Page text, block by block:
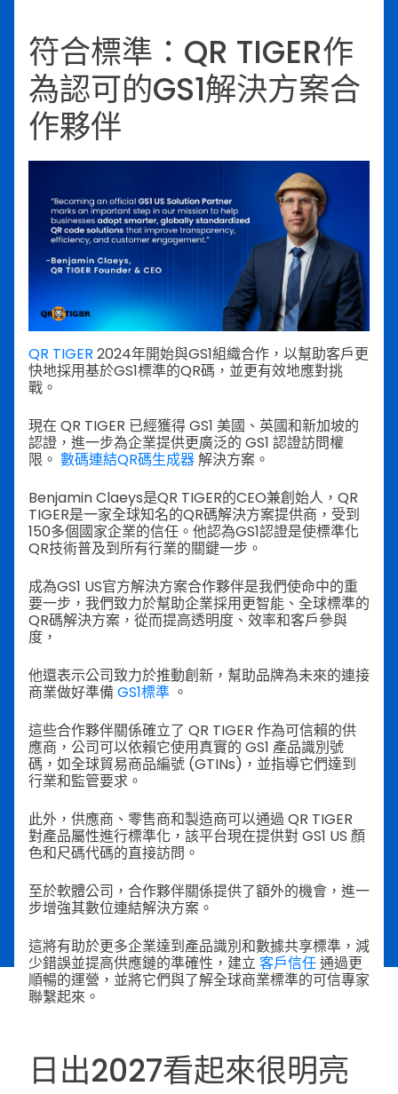
符合標準：QR TIGER作
為認可的GS1解決方案合
作夥伴
QR TIGER 2024年開始與GS1組織合作，以幫助客戶更
快地採用基於GS1標準的QR碼，並更有效地應對挑
戰。
現在 QR TIGER 已經獲得 GS1 美國、英國和新加坡的
認證，進一步為企業提供更廣泛的 GS1 認證訪問權
限。 數碼連結QR碼生成器解決方案。
Benjamin Claeys是QR TIGER的CEO兼創始人，QR
TIGER是一家全球知名的QR碼解決方案提供商，受到
150多個國家企業的信任。他認為GS1認證是使標準化
QR技術普及到所有行業的關鍵一步。
成為GS1 US官方解決方案合作夥伴是我們使命中的重
要一步，我們致力於幫助企業採用更智能、全球標準的
QR碼解決方案，從而提高透明度、效率和客戶參與
度，
他還表示公司致力於推動創新，幫助品牌為未來的連接
商業做好準備 GS1標準 。
這些合作夥伴關係確立了 QR TIGER 作為可信賴的供
應商，公司可以依賴它使用真實的 GS1 產品識別號
碼，如全球貿易商品編號 (GTINs)，並指導它們達到
行業和監管要求。
此外，供應商、零售商和製造商可以通過 QR TIGER
對產品屬性進行標準化，該平台現在提供對 GS1 US 顏
色和尺碼代碼的直接訪問。
至於軟體公司，合作夥伴關係提供了額外的機會，進一
步增強其數位連結解決方案。
這將有助於更多企業達到產品識別和數據共享標準，減
少錯誤並提高供應鏈的準確性，建立客戶信任通過更
順暢的運營，並將它們與了解全球商業標準的可信專家
聯繫起來。
日出2027看起來很明亮